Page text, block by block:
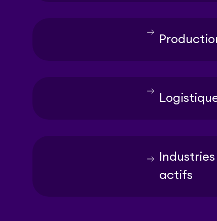
east
east
east
actifs